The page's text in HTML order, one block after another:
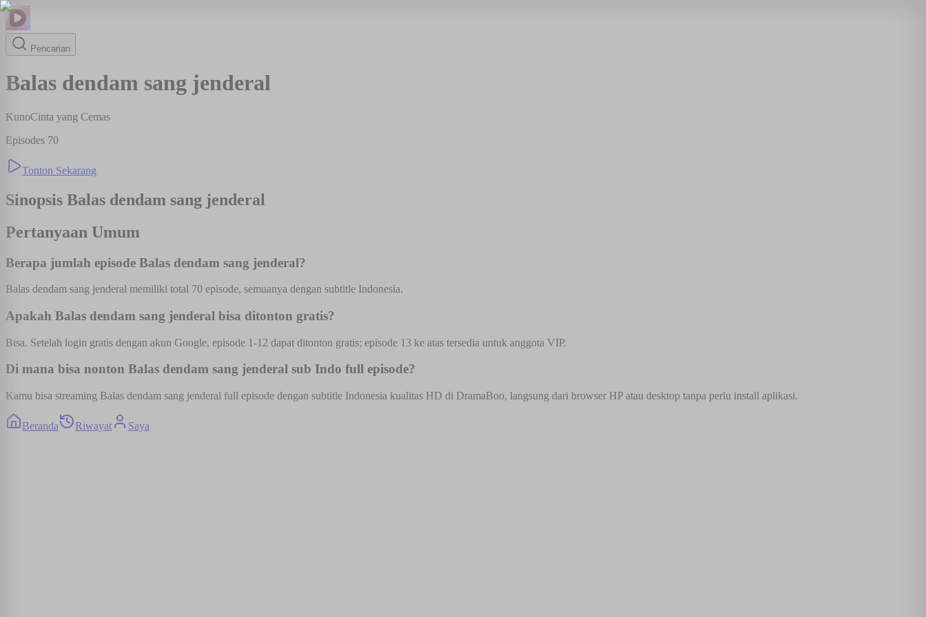
Pencarian
Balas dendam sang jenderal
KunoCinta yang Cemas
Episodes 70
Tonton Sekarang
Sinopsis Balas dendam sang jenderal
Pertanyaan Umum
Berapa jumlah episode Balas dendam sang jenderal?
Balas dendam sang jenderal memiliki total 70 episode, semuanya dengan subtitle Indonesia.
Apakah Balas dendam sang jenderal bisa ditonton gratis?
Bisa. Setelah login gratis dengan akun Google, episode 1-12 dapat ditonton gratis; episode 13 ke atas tersedia untuk anggota VIP.
Di mana bisa nonton Balas dendam sang jenderal sub Indo full episode?
Kamu bisa streaming Balas dendam sang jenderal full episode dengan subtitle Indonesia kualitas HD di DramaBoo, langsung dari browser HP atau desktop tanpa perlu install aplikasi.
Beranda Riwayat Saya